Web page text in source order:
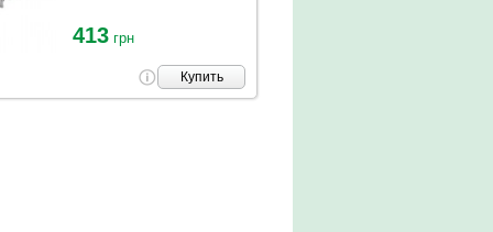
413 грн
Купить